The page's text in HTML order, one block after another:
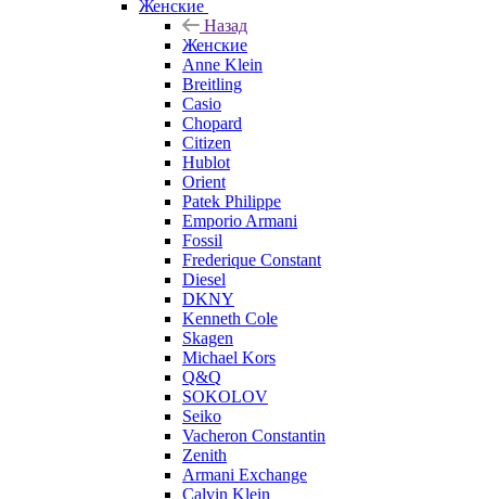
Женские
Назад
Женские
Anne Klein
Breitling
Casio
Chopard
Citizen
Hublot
Orient
Patek Philippe
Emporio Armani
Fossil
Frederique Constant
Diesel
DKNY
Kenneth Cole
Skagen
Michael Kors
Q&Q
SOKOLOV
Seiko
Vacheron Constantin
Zenith
Armani Exchange
Calvin Klein